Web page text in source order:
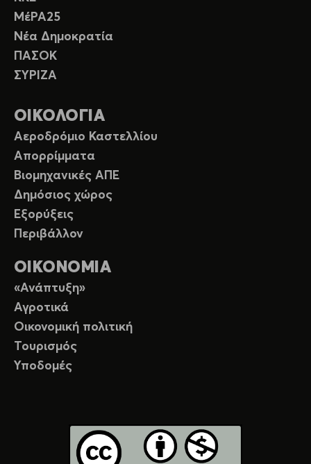
ΜέΡΑ25
Νέα Δημοκρατία
ΠΑΣΟΚ
ΣΥΡΙΖΑ
ΟΙΚΟΛΟΓΙΑ
Αεροδρόμιο Καστελλίου
Απορρίμματα
Βιομηχανικές ΑΠΕ
Δημόσιος χώρος
Εξορύξεις
Περιβάλλον
ΟΙΚΟΝΟΜΙΑ
«Ανάπτυξη»
Αγροτικά
Οικονομική πολιτική
Τουρισμός
Υποδομές